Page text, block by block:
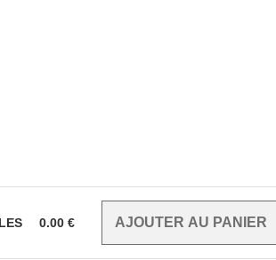
0.00 €